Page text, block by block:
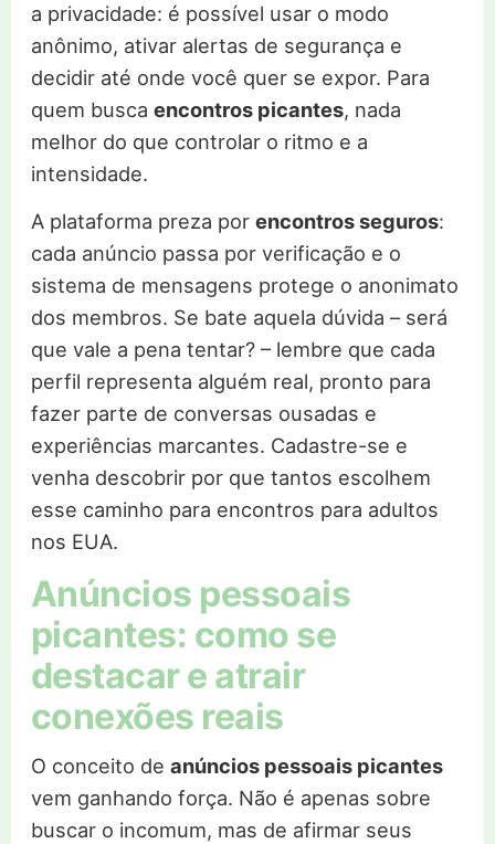
a privacidade: é possível usar o modo
anônimo, ativar alertas de segurança e
decidir até onde você quer se expor. Para
quem busca encontros picantes, nada
melhor do que controlar o ritmo e a
intensidade.
A plataforma preza por encontros seguros:
cada anúncio passa por verificação e o
sistema de mensagens protege o anonimato
dos membros. Se bate aquela dúvida – será
que vale a pena tentar? – lembre que cada
perfil representa alguém real, pronto para
fazer parte de conversas ousadas e
experiências marcantes. Cadastre-se e
venha descobrir por que tantos escolhem
esse caminho para encontros para adultos
nos EUA.
Anúncios pessoais
picantes: como se
destacar e atrair
conexões reais
O conceito de anúncios pessoais picantes
vem ganhando força. Não é apenas sobre
buscar o incomum, mas de afirmar seus